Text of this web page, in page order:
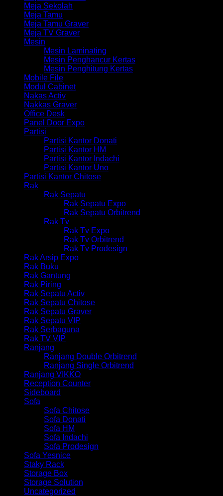
Meja Sekolah
Meja Tamu
Meja Tamu Graver
Meja TV Graver
Mesin
Mesin Laminating
Mesin Penghancur Kertas
Mesin Penghitung Kertas
Mobile File
Modul Cabinet
Nakas Activ
Nakkas Graver
Office Desk
Panel Door Expo
Partisi
Partisi Kantor Donati
Partisi Kantor HM
Partisi Kantor Indachi
Partisi Kantor Uno
Partisi Kantor Chitose
Rak
Rak Sepatu
Rak Sepatu Expo
Rak Sepatu Orbitrend
Rak Tv
Rak Tv Expo
Rak Tv Orbitrend
Rak Tv Prodesign
Rak Arsip Expo
Rak Buku
Rak Gantung
Rak Piring
Rak Sepatu Activ
Rak Sepatu Chitose
Rak Sepatu Graver
Rak Sepatu VIP
Rak Serbaguna
Rak TV VIP
Ranjang
Ranjang Double Orbitrend
Ranjang Single Orbitrend
Ranjang VIKKO
Reception Counter
Sideboard
Sofa
Sofa Chitose
Sofa Donati
Sofa HM
Sofa Indachi
Sofa Prodesign
Sofa Yesnice
Staky Rack
Storage Box
Storage Solution
Uncategorized